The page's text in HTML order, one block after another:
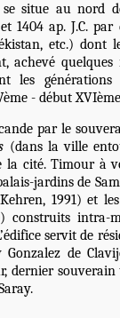
situe au nord
1404 ap. J.C.
etc.) dont
achevé
les générations
- début XVIème
par le
(dans la ville
la cité. Timour à
jardins de
1991) et
construits intra-
servit de
de
dernier